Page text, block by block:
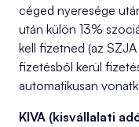
céged nyeresége
után külön 13%
kell fizetned (az
fizetésből kerül
automatikusan
KIVA (kisvállalati